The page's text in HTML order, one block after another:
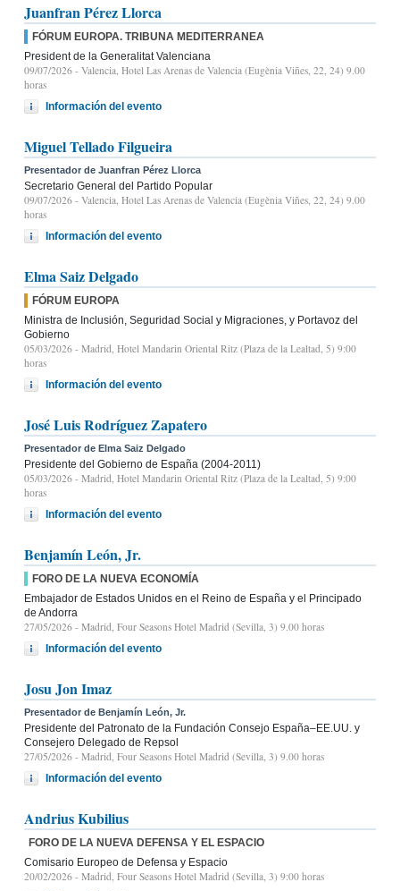
Juanfran Pérez Llorca
FÓRUM EUROPA. TRIBUNA MEDITERRANEA
President de la Generalitat Valenciana
09/07/2026 - Valencia, Hotel Las Arenas de Valencia (Eugènia Viñes, 22, 24) 9.00
horas
Información del evento
Miguel Tellado Filgueira
Presentador de Juanfran Pérez Llorca
Secretario General del Partido Popular
09/07/2026 - Valencia, Hotel Las Arenas de Valencia (Eugènia Viñes, 22, 24) 9.00
horas
Información del evento
Elma Saiz Delgado
FÓRUM EUROPA
Ministra de Inclusión, Seguridad Social y Migraciones, y Portavoz del
Gobierno
05/03/2026 - Madrid, Hotel Mandarin Oriental Ritz (Plaza de la Lealtad, 5) 9:00
horas
Información del evento
José Luis Rodríguez Zapatero
Presentador de Elma Saiz Delgado
Presidente del Gobierno de España (2004-2011)
05/03/2026 - Madrid, Hotel Mandarin Oriental Ritz (Plaza de la Lealtad, 5) 9:00
horas
Información del evento
Benjamín León, Jr.
FORO DE LA NUEVA ECONOMÍA
Embajador de Estados Unidos en el Reino de España y el Principado
de Andorra
27/05/2026 - Madrid, Four Seasons Hotel Madrid (Sevilla, 3) 9.00 horas
Información del evento
Josu Jon Imaz
Presentador de Benjamín León, Jr.
Presidente del Patronato de la Fundación Consejo España–EE.UU. y
Consejero Delegado de Repsol
27/05/2026 - Madrid, Four Seasons Hotel Madrid (Sevilla, 3) 9.00 horas
Información del evento
Andrius Kubilius
FORO DE LA NUEVA DEFENSA Y EL ESPACIO
Comisario Europeo de Defensa y Espacio
20/02/2026 - Madrid, Four Seasons Hotel Madrid (Sevilla, 3) 9:00 horas